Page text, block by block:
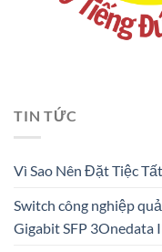
TIN TỨC
Vì Sao Nên Đặt Tiệc
Switch công nghiệp
Gigabit SFP 3Onedata